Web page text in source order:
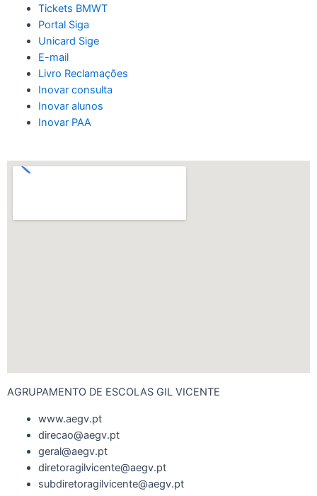
Tickets BMWT
Portal Siga
Unicard Sige
E-mail
Livro Reclamações
Inovar consulta
Inovar alunos
Inovar PAA
AGRUPAMENTO DE ESCOLAS GIL VICENTE
www.aegv.pt
direcao@aegv.pt
geral@aegv.pt
diretoragilvicente@aegv.pt
subdiretoragilvicente@aegv.pt